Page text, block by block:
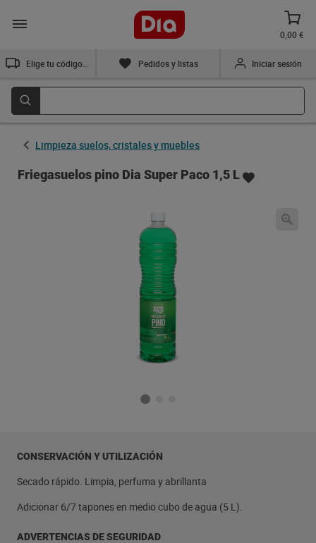
0,00 €
Pedidos y listas Iniciar sesión
Limpieza suelos, cristales y muebles
Friegasuelos pino Dia Super Paco 1,5 L
CONSERVACIÓN Y UTILIZACIÓN
Secado rápido. Limpia, perfuma y abrillanta
Adicionar 6/7 tapones en medio cubo de agua (5 L).
ADVERTENCIAS DE SEGURIDAD